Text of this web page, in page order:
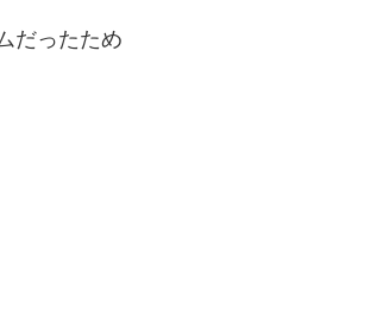
だったため